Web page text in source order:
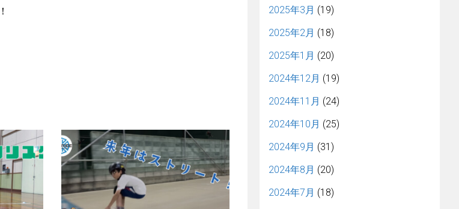
2025年3月 (19)
2025年2月 (18)
2025年1月 (20)
2024年12月 (19)
2024年11月 (24)
2024年10月 (25)
2024年9月 (31)
2024年8月 (20)
2024年7月 (18)